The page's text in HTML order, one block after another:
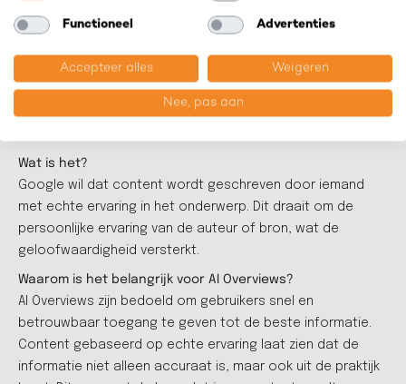
hoe je deze principes kunt toepassen om zichtbaar te
Experience
Wat is het?
Google wil dat content wordt geschreven door iemand
met echte ervaring in het onderwerp. Dit draait om de
persoonlijke ervaring van de auteur of bron, wat de
geloofwaardigheid versterkt.
Waarom is het belangrijk voor AI Overviews?
AI Overviews zijn bedoeld om gebruikers snel en
betrouwbaar toegang te geven tot de beste informatie.
Content gebaseerd op echte ervaring laat zien dat de
informatie niet alleen accuraat is, maar ook uit de praktijk
Functioneel Advertenties
Accepteer alles Weigeren
Nee, pas aan